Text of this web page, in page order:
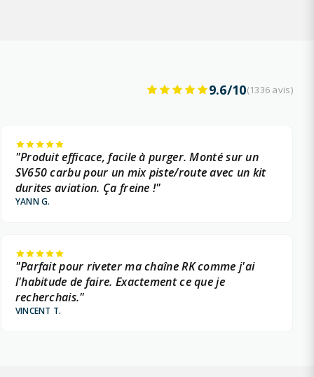
9.6/10(1336 avis)
"Produit efficace, facile à purger. Monté sur un
SV650 carbu pour un mix piste/route avec un kit
durites aviation. Ça freine !"
YANN G.
"Parfait pour riveter ma chaîne RK comme j'ai
l'habitude de faire. Exactement ce que je
recherchais."
VINCENT T.